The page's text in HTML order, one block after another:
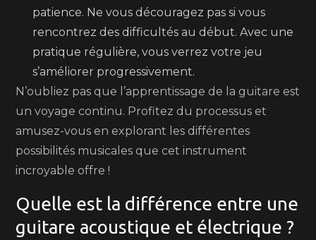
patience. Ne vous découragez pas si vous
rencontrez des difficultés au début. Avec une
pratique régulière, vous verrez votre jeu
s’améliorer progressivement.
N’oubliez pas que l’apprentissage de la guitare est
un voyage continu. Profitez du processus et
amusez-vous en explorant les différentes
possibilités musicales que cet instrument
incroyable offre !
Quelle est la différence entre une
guitare acoustique et électrique ?